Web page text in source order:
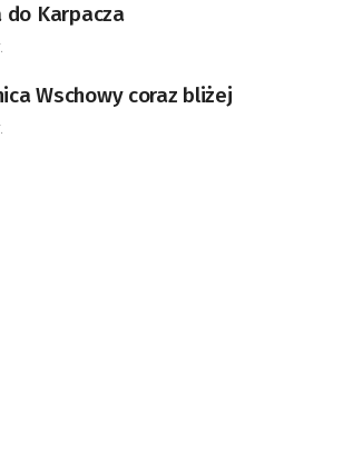
do Karpacza
Wschowy coraz bliżej